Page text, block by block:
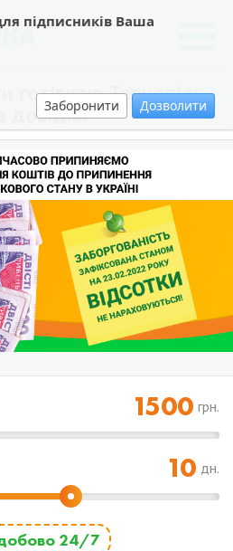
підписників Ваша
Заборонити Дозволити
готівкою Тернопіль
довідки
грн.
дн.
24/7